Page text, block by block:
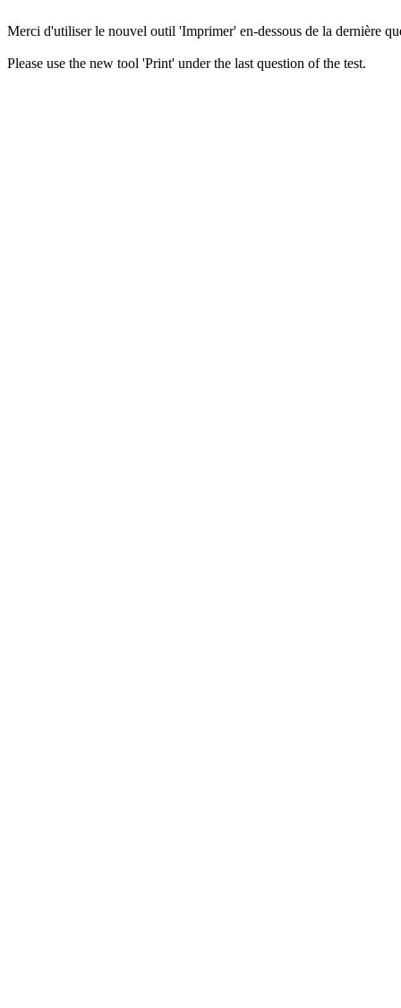
Merci d'utiliser le nouvel outil 'Imprimer' en-dessous de la dernière
Please use the new tool 'Print' under the last question of the test.